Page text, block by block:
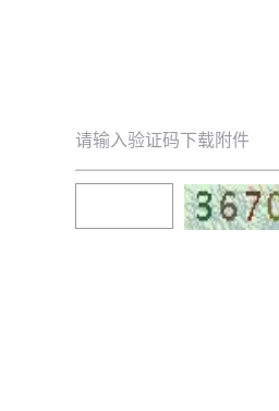
请输入验证码下载附件